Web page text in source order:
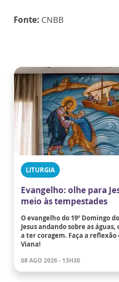
Fonte: CNBB
LITURGIA
Evangelho: olhe para
meio às tempestades
O evangelho do 19º Domingo
Jesus andando sobre as
a ter coragem. Faça a reflexão
Viana!
08 AGO 2026 - 13H30